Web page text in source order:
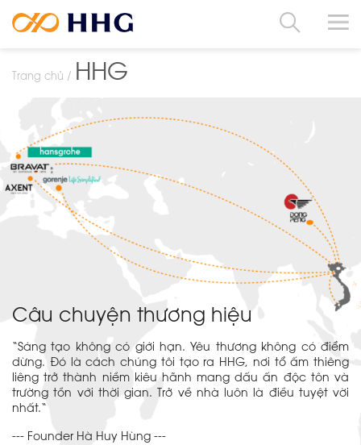
Trang chủ HHG
Câu chuyện thương hiệu
“Sáng tạo không có giới hạn. Yêu thương không có điểm
dừng. Đó là cách chúng tôi tạo ra HHG, nơi tổ ấm thiêng
liêng trở thành niềm kiêu hãnh mang dấu ấn độc tôn và
trường tồn với thời gian. Trở về nhà luôn là điều tuyệt vời
nhất.“
--- Founder Hà Huy Hùng ---